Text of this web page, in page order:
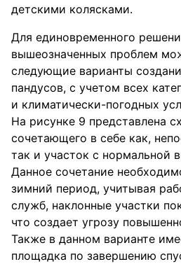
детскими колясками.
Для единовременного
вышеозначенных проблем
следующие варианты
пандусов, с учетом всех
и климатически-погодных
На рисунке 9 представлена
сочетающего в себе как,
так и участок с нормальной
Данное сочетание
зимний период, учитывая
служб, наклонные участки
что создает угрозу
Также в данном варианте
площадка по завершению